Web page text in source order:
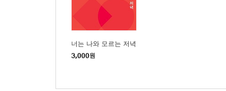
3부 일요일의 사람들이 지나갑니다
해라, 하지 마라
너는 나와 모르는 저녁
3,000원